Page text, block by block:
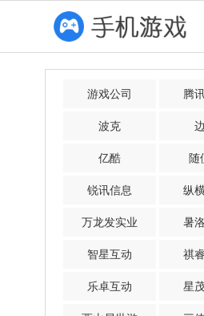
游戏公司 腾
波克
亿酷 随
锐讯信息 纵
万龙发实业 暑
智星互动 祺
乐卓互动 星